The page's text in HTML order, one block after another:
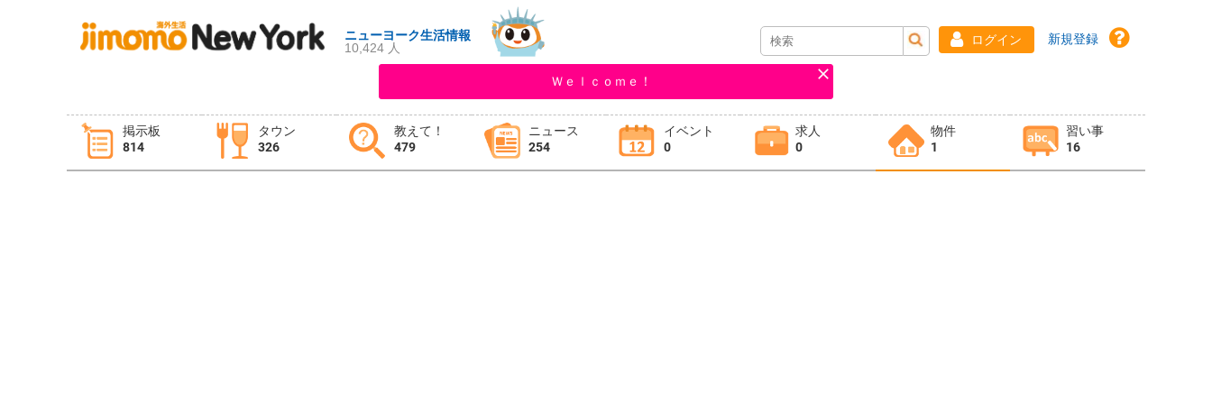
ニューヨーク生活情報
10,424 人
ログイン 新規登録
Ｗｅｌｃｏｍｅ！
掲示板
814
タウン
326
教えて！
479
ニュース
254
イベント
0
求人
0
物件
1
習い事
16
タウン情報